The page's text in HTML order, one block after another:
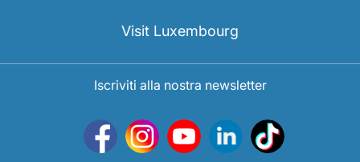
Visit Luxembourg
Iscriviti alla nostra newsletter